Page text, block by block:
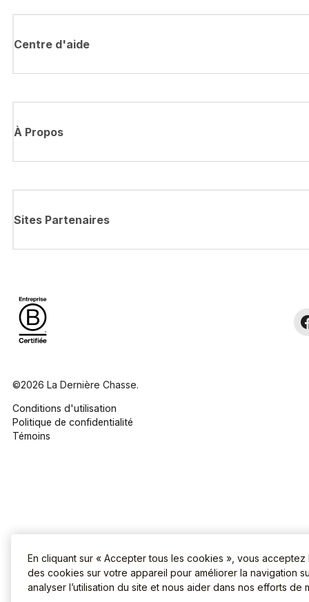
Centre d'aide
À Propos
Sites Partenaires
©2026 La Dernière Chasse.
Conditions d'utilisation
Politique de confidentialité
Témoins
En cliquant sur « Accepter tous les cookies », vous
des cookies sur votre appareil pour améliorer la navigation
analyser l’utilisation du site et nous aider dans nos efforts de